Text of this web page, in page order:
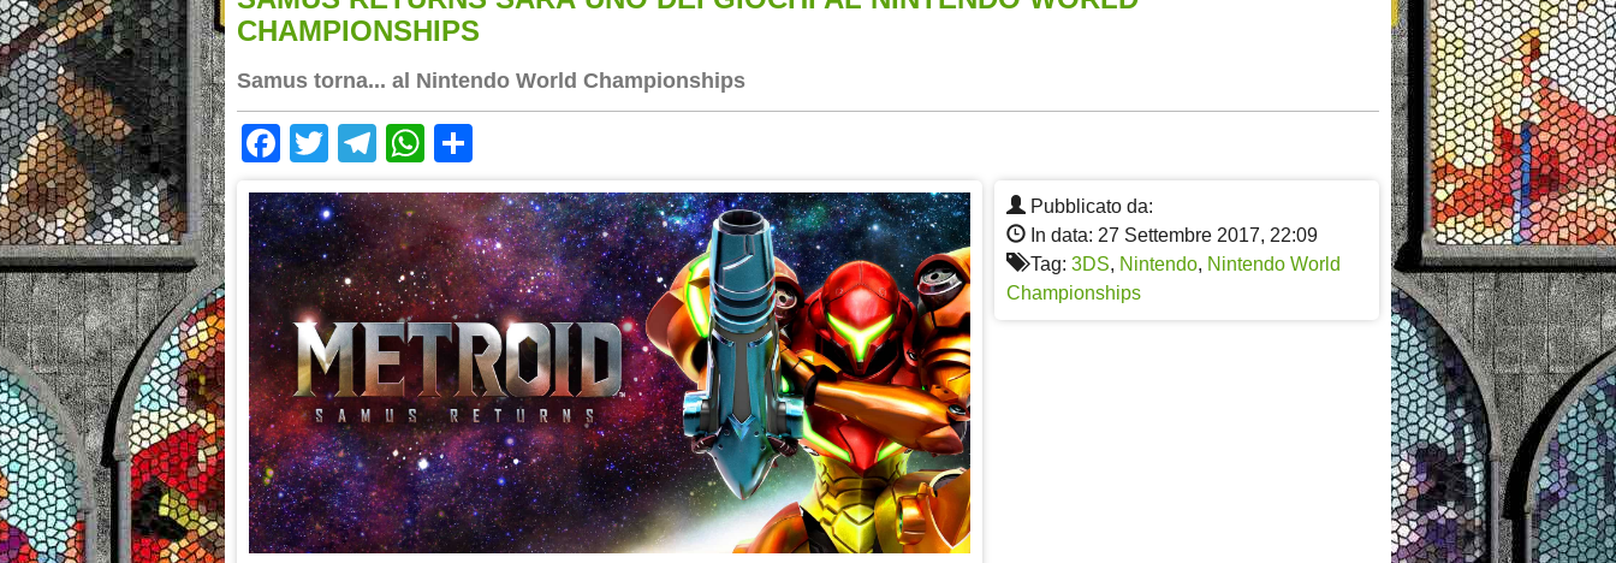
CHAMPIONSHIPS
Samus torna... al Nintendo World Championships
Facebook
TwitterTelegram
WhatsApp
Pubblicato da:
In data: 27 Settembre 2017, 22:09
Tag: 3DS, Nintendo, Nintendo World
Championships